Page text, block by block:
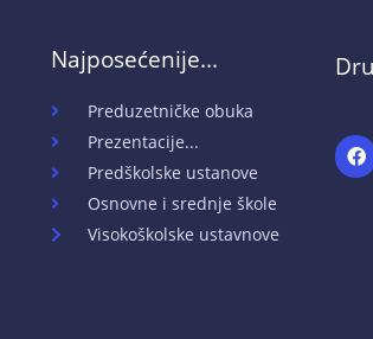
Najposećenije...
Preduzetničke obuka
Prezentacije...
Predškolske ustanove
Osnovne i srednje škole
Visokoškolske ustavnove
F
a
c